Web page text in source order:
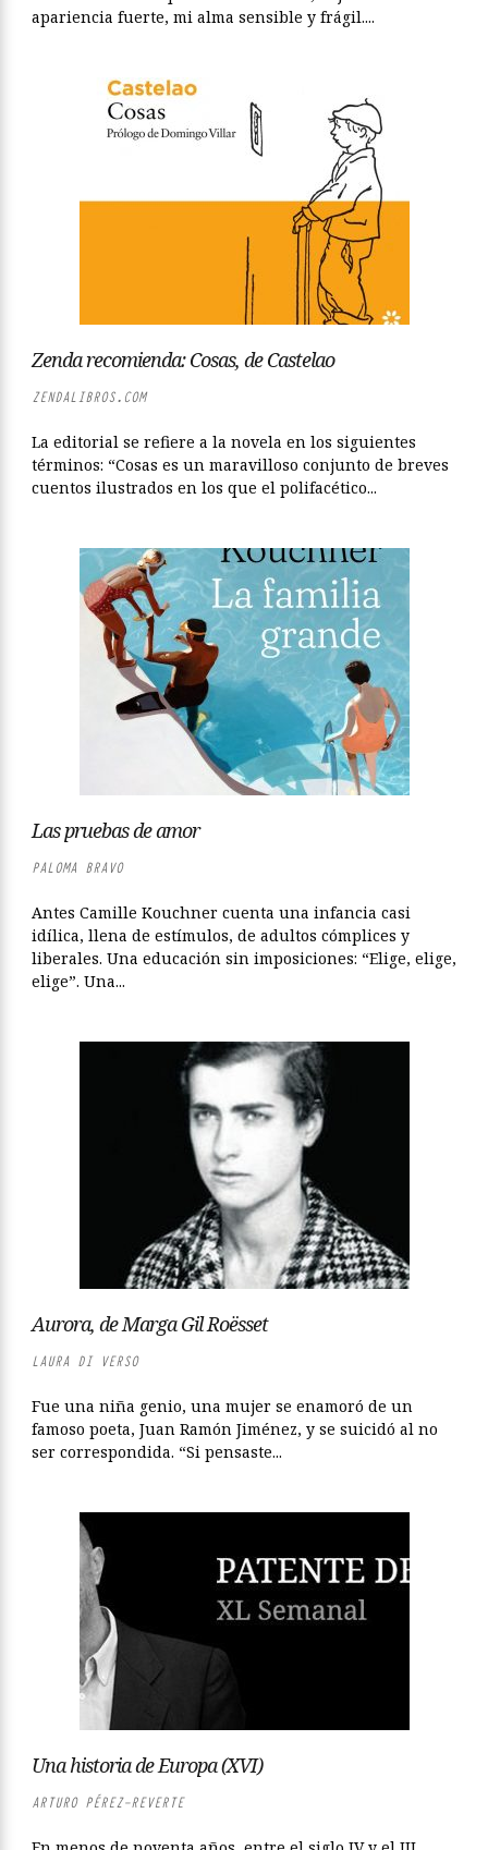
apariencia fuerte, mi alma sensible y frágil....
Zenda recomienda: Cosas, de Castelao
ZENDALIBROS.COM
La editorial se refiere a la novela en los siguientes
términos: “Cosas es un maravilloso conjunto de breves
cuentos ilustrados en los que el polifacético...
Las pruebas de amor
PALOMA BRAVO
Antes Camille Kouchner cuenta una infancia casi
idílica, llena de estímulos, de adultos cómplices y
liberales. Una educación sin imposiciones: “Elige, elige,
elige”. Una...
Aurora, de Marga Gil Roësset
LAURA DI VERSO
Fue una niña genio, una mujer se enamoró de un
famoso poeta, Juan Ramón Jiménez, y se suicidó al no
ser correspondida. “Si pensaste...
Una historia de Europa (XVI)
ARTURO PÉREZ-REVERTE